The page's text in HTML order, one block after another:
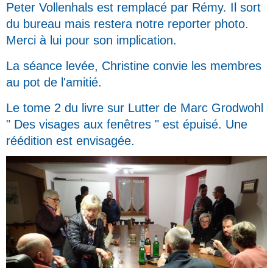
Peter Vollenhals est remplacé par Rémy. Il sort
du bureau mais restera notre reporter photo.
Merci à lui pour son implication.
La séance levée, Christine convie les membres
au pot de l'amitié.
Le tome 2 du livre sur Lutter de Marc Grodwohl
" Des visages aux fenêtres " est épuisé. Une
réédition est envisagée.